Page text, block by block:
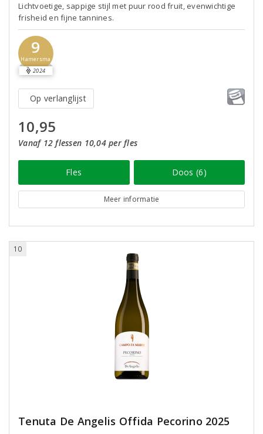
Lichtvoetige, sappige stijl met puur rood fruit, evenwichtige
frisheid en fijne tannines.
9
Hamersma
2024
Op verlanglijst
10,95
Vanaf 12 flessen 10,04 per fles
Fles Doos (6)
Meer informatie
10
Tenuta De Angelis Offida Pecorino 2025